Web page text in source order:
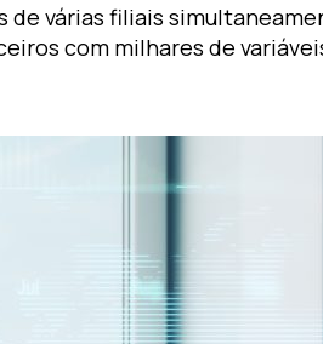
várias filiais
com milhares de